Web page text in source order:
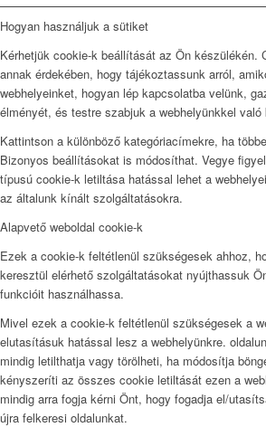
Hogyan használjuk a sütiket
Kérhetjük cookie-k beállítását az Ön készülékén.
annak érdekében, hogy tájékoztassunk arról,
webhelyeinket, hogyan lép kapcsolatba velünk,
élményét, és testre szabjuk a webhelyünkkel való
Kattintson a különböző kategóriacímekre, ha
Bizonyos beállításokat is módosíthat. Vegye
típusú cookie-k letiltása hatással lehet a
az általunk kínált szolgáltatásokra.
Alapvető weboldal cookie-k
Ezek a cookie-k feltétlenül szükségesek ahhoz,
keresztül elérhető szolgáltatásokat nyújthassuk
funkcióit használhassa.
Mivel ezek a cookie-k feltétlenül szükségesek a
elutasításuk hatással lesz a webhelyünkre.
mindig letilthatja vagy törölheti, ha módosítja
kényszeríti az összes cookie letiltását ezen a
mindig arra fogja kérni Önt, hogy fogadja el/
újra felkeresi oldalunkat.